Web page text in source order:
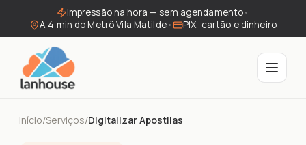
Impressão na hora — sem agendamento•
A 4 min do Metrô Vila Matilde• PIX, cartão e dinheiro
Início/Serviços/Digitalizar Apostilas